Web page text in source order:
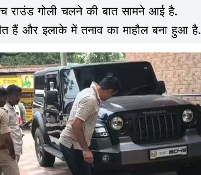
राउंड गोली चलने की बात सामने आई है.
हैं और इलाके में तनाव का माहौल बना हुआ है.